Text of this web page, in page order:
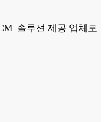
솔루션 제공 업체로